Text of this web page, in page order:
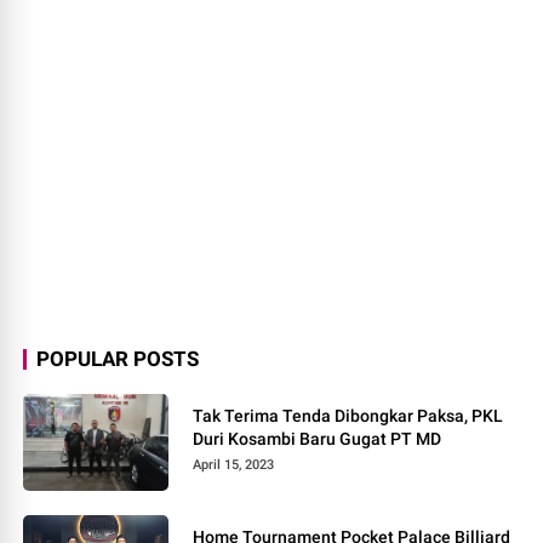
POPULAR POSTS
Tak Terima Tenda Dibongkar Paksa, PKL
Duri Kosambi Baru Gugat PT MD
April 15, 2023
Home Tournament Pocket Palace Billiard